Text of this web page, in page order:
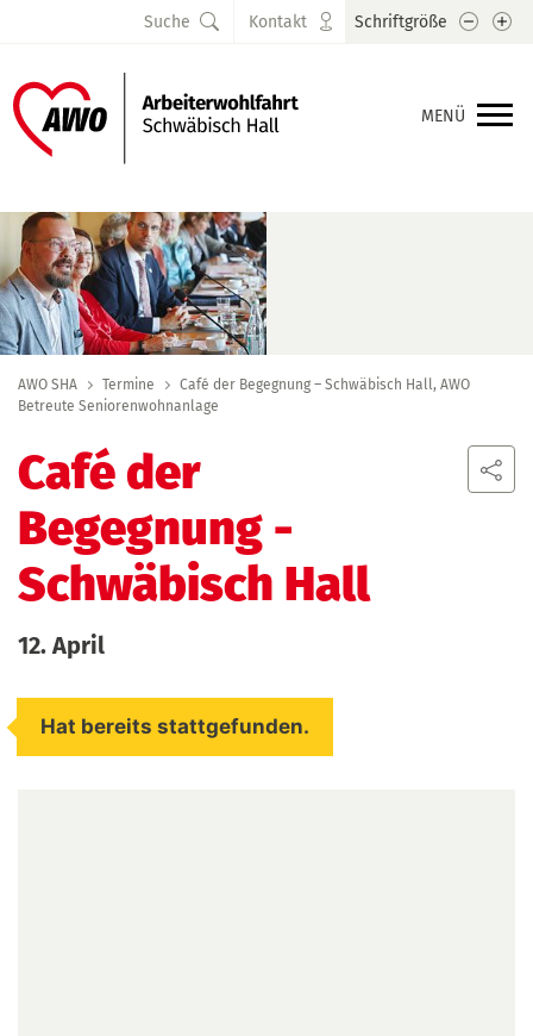
MENÜ
Suche Kontakt Schriftgröße Schrift
AWO SHA Termine
Café der Begegnung – Schwäbisch Hall, AWO
Betreute Seniorenwohnanlage
Café der
Begegnung -
Schwäbisch Hall
12. April
Hat bereits stattgefunden.